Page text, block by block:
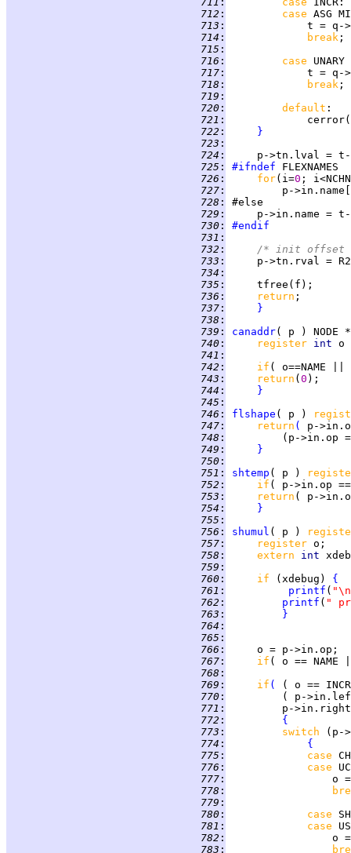
712 :
case
713 :
714 : break
715 :
716 : case UNARY
717 :
718 : break
719 :
720 : default
721 :
             cerror(
722 :
}
723 :
724 :
725 : #ifndef
726 : for(i=0
727 :
728 :
729 :
730 :
#endif
731 :
732 :
/* init offset
733 :
p->tn.rval =
734 :
735 :
736 : return
737 :
}
738 :
739 : canaddr( p ) NODE
740 : register int
741 :
742 : if ( o==NAME ||
743 : return ( 0
744 :
}
745 :
746 : flshape ( p )
747 : return (
748 :
(p->in.op
749 :
}
750 :
751 : shtemp ( p )
752 :
if
753 : return ( p-
754 :
}
755 :
756 : shumul ( p )
757 : register
758 : extern int
759 :
760 : if (xdebug) {
761 : printf (
762 : printf ( "
763 :
}
764 :
765 :
766 :
767 : if ( o ==
768 :
769 : if (
770 :
771 :
p-
772 :
{
773 :
switch
774 :
{
775 : case
776 :
case
777 :
o
778 :
779 :
780 :
case
781 :
case
782 :
o
783 :